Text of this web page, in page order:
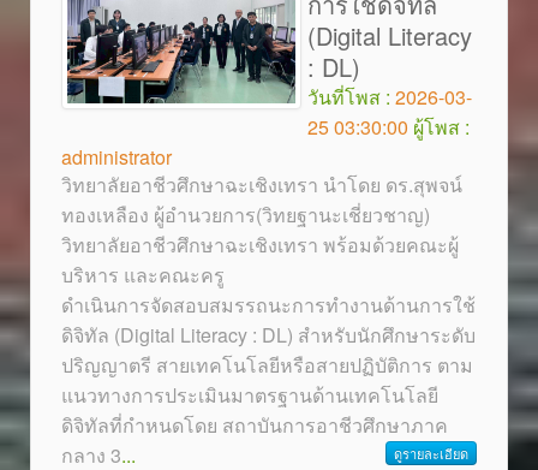
(Digital Literacy
: DL)
วันที่โพส : 2026-03-
25 03:30:00 ผู้โพส :
administrator
วิทยาลัยอาชีวศึกษาฉะเชิงเทรา นำโดย ดร.สุพจน์
ทองเหลือง ผู้อำนวยการ(วิทยฐานะเชี่ยวชาญ)
วิทยาลัยอาชีวศึกษาฉะเชิงเทรา พร้อมด้วยคณะผู้
บริหาร และคณะครู
ดำเนินการจัดสอบสมรรถนะการทำงานด้านการใช้
ดิจิทัล (Digital Literacy : DL) สำหรับนักศึกษาระดับ
ปริญญาตรี สายเทคโนโลยีหรือสายปฏิบัติการ ตาม
แนวทางการประเมินมาตรฐานด้านเทคโนโลยี
ดิจิทัลที่กำหนดโดย สถาบันการอาชีวศึกษาภาค
กลาง 3... ดูรายละเอียด